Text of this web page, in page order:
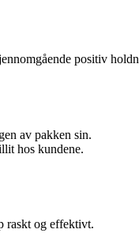
positiv
av pakken sin.
hos kundene.
raskt og effektivt.